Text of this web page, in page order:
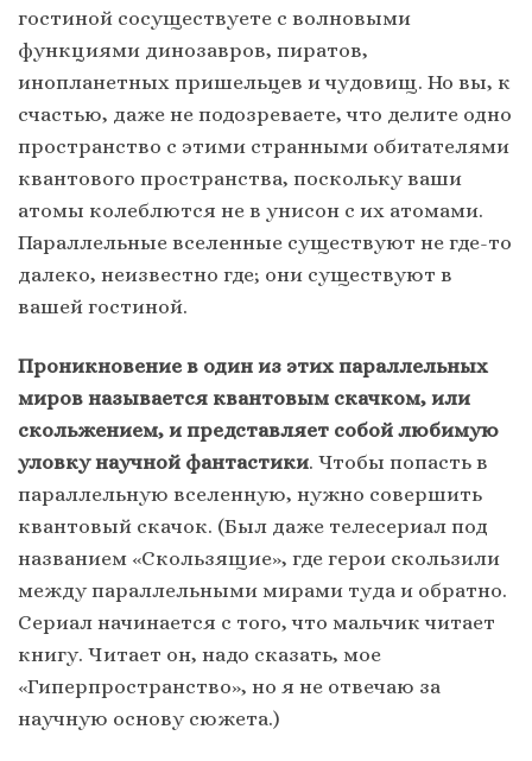
гостиной сосуществуете с волновыми
функциями динозавров, пиратов,
инопланетных пришельцев и чудовищ. Но вы, к
счастью, даже не подозреваете, что делите одно
пространство с этими странными обитателями
квантового пространства, поскольку ваши
атомы колеблются не в унисон с их атомами.
Параллельные вселенные существуют не где-то
далеко, неизвестно где; они существуют в
вашей гостиной.
Проникновение в один из этих параллельных
миров называется квантовым скачком, или
скольжением, и представляет собой любимую
уловку научной фантастики. Чтобы попасть в
параллельную вселенную, нужно совершить
квантовый скачок. (Был даже телесериал под
названием «Скользящие», где герои скользили
между параллельными мирами туда и обратно.
Сериал начинается с того, что мальчик читает
книгу. Читает он, надо сказать, мое
«Гиперпространство», но я не отвечаю за
научную основу сюжета.)